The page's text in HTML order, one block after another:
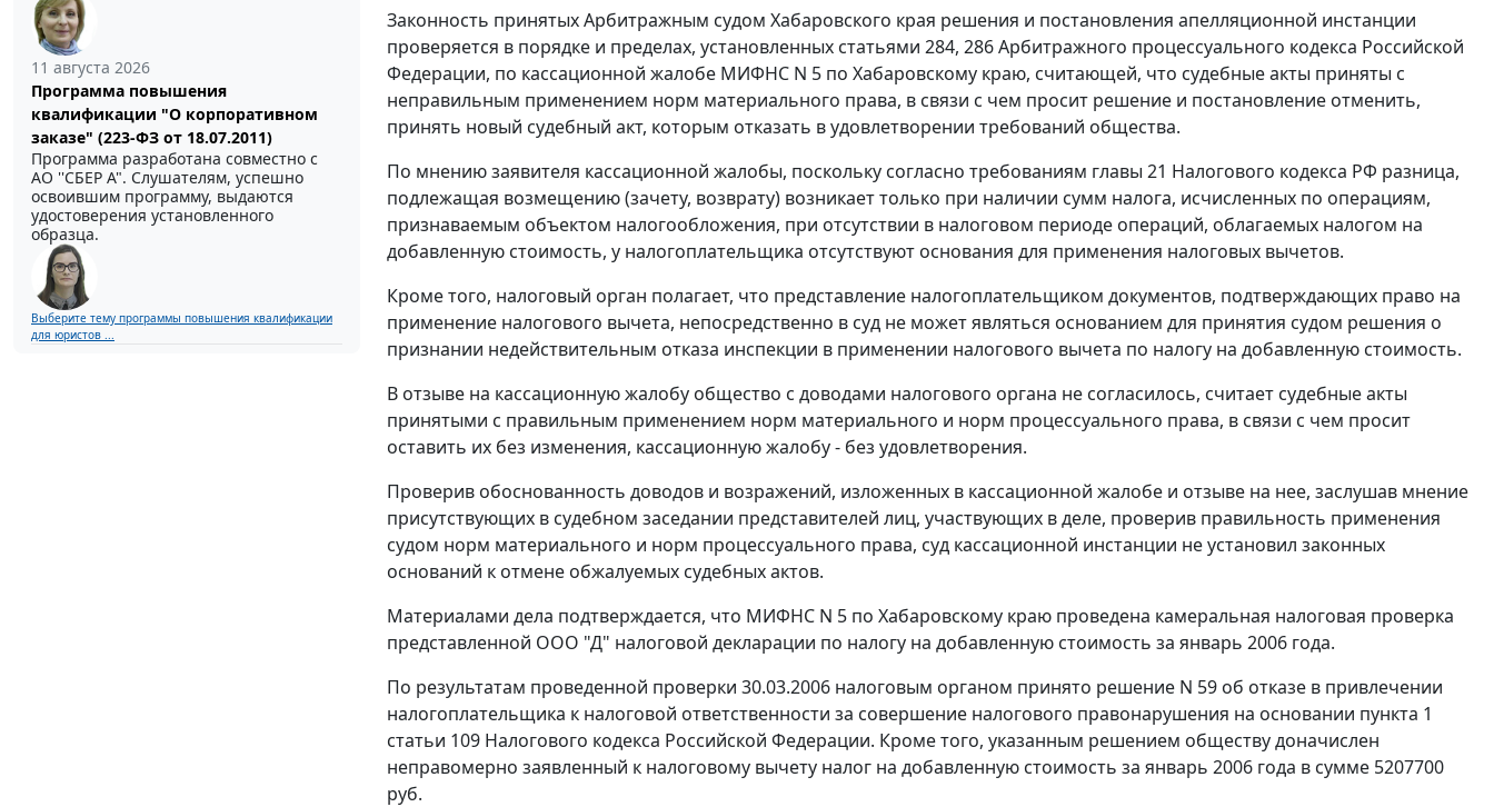
11 августа 2026
Программа повышения
квалификации "О корпоративном
заказе" (223-ФЗ от 18.07.2011)
Программа разработана совместно с
АО ''СБЕР А". Слушателям, успешно
освоившим программу, выдаются
удостоверения установленного
образца.
Выберите тему программы повышения квалификации
для юристов ...
Законность принятых Арбитражным судом Хабаровского края решения и постановления апелляционной инстанции
проверяется в порядке и пределах, установленных статьями 284, 286Арбитражного процессуального кодекса Российской
Федерации, по кассационной жалобе МИФНС N 5 по Хабаровскому краю, считающей, что судебные акты приняты с
неправильным применением норм материального права, в связи с чем просит решение и постановление отменить,
принять новый судебный акт, которым отказать в удовлетворении требований общества.
По мнению заявителя кассационной жалобы, поскольку согласно требованиям главы 21 Налогового кодекса РФ разница,
подлежащая возмещению (зачету, возврату) возникает только при наличии сумм налога, исчисленных по операциям,
признаваемым объектом налогообложения, при отсутствии в налоговом периоде операций, облагаемых налогом на
добавленную стоимость, у налогоплательщика отсутствуют основания для применения налоговых вычетов.
Кроме того, налоговый орган полагает, что представление налогоплательщиком документов, подтверждающих право на
применение налогового вычета, непосредственно в суд не может являться основанием для принятия судом решения о
признании недействительным отказа инспекции в применении налогового вычета по налогу на добавленную стоимость.
В отзыве на кассационную жалобу общество с доводами налогового органа не согласилось, считает судебные акты
принятыми с правильным применением норм материального и норм процессуального права, в связи с чем просит
оставить их без изменения, кассационную жалобу - без удовлетворения.
Проверив обоснованность доводов и возражений, изложенных в кассационной жалобе и отзыве на нее, заслушав мнение
присутствующих в судебном заседании представителей лиц, участвующих в деле, проверив правильность применения
судом норм материального и норм процессуального права, суд кассационной инстанции не установил законных
оснований к отмене обжалуемых судебных актов.
Материалами дела подтверждается, что МИФНС N 5 по Хабаровскому краю проведена камеральная налоговая проверка
представленной ООО "Д" налоговой декларации по налогу на добавленную стоимость за январь 2006 года.
По результатам проведенной проверки 30.03.2006 налоговым органом принято решение N 59 об отказе в привлечении
налогоплательщика к налоговой ответственности за совершение налогового правонарушения на основании пункта 1
статьи 109 Налогового кодекса Российской Федерации. Кроме того, указанным решением обществу доначислен
неправомерно заявленный к налоговому вычету налог на добавленную стоимость за январь 2006 года в сумме 5207700
руб.